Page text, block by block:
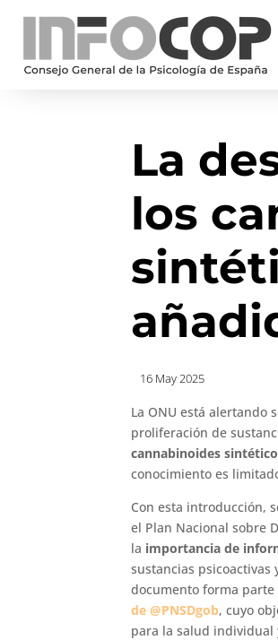
La
los
16 May 2025
La ONU está alertando
proliferación de
cannabinoides
conocimiento es
Con esta introducción,
el Plan Nacional sobre
la importancia de
sustancias psicoactivas
documento forma parte
de @PNSDgob, cuyo
para la salud individual